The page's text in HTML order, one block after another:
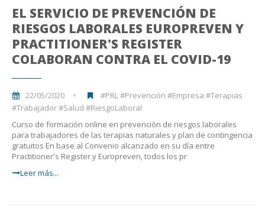
EL SERVICIO DE PREVENCIÓN DE
RIESGOS LABORALES EUROPREVEN Y
PRACTITIONER'S REGISTER
COLABORAN CONTRA EL COVID-19
22/05/2020
#PRL #Prevención #Empresa #Terapias
#Trabajador #Salud #RiesgoLaboral
Curso de formación online en prevención de riesgos laborales
para trabajadores de las terapias naturales y plan de contingencia
gratuitos En base al Convenio alcanzado en su día entre
Practitioner's Register y Europreven, todos los pr
Leer más...